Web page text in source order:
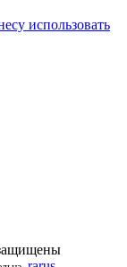
использовать